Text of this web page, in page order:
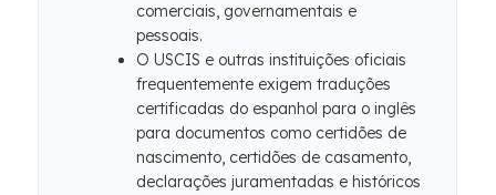
comerciais, governamentais e
pessoais.
O USCIS e outras instituições oficiais
frequentemente exigem traduções
certificadas do espanhol para o inglês
para documentos como certidões de
nascimento, certidões de casamento,
declarações juramentadas e históricos